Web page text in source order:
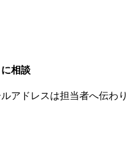
に相談
アドレスは担当者へ伝わり